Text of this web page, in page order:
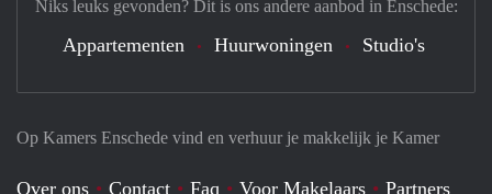
Op Kamers Enschede vind en verhuur je makkelijk je Kamer
Over ons Contact Faq Voor Makelaars Partners
Niks leuks gevonden? Dit is ons andere aanbod in Enschede:
Appartementen Huurwoningen Studio's